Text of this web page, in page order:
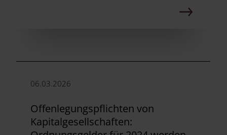
06.03.2026
Offenlegungspflichten von
Kapitalgesellschaften: